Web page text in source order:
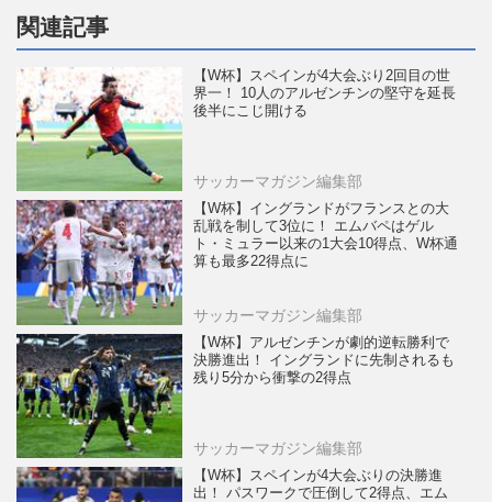
関連記事
【W杯】スペインが4大会ぶり2回目の世
界一！ 10人のアルゼンチンの堅守を延長
後半にこじ開ける
サッカーマガジン編集部
【W杯】イングランドがフランスとの大
乱戦を制して3位に！ エムバペはゲル
ト・ミュラー以来の1大会10得点、W杯通
算も最多22得点に
サッカーマガジン編集部
【W杯】アルゼンチンが劇的逆転勝利で
決勝進出！ イングランドに先制されるも
残り5分から衝撃の2得点
サッカーマガジン編集部
【W杯】スペインが4大会ぶりの決勝進
出！ パスワークで圧倒して2得点、エム